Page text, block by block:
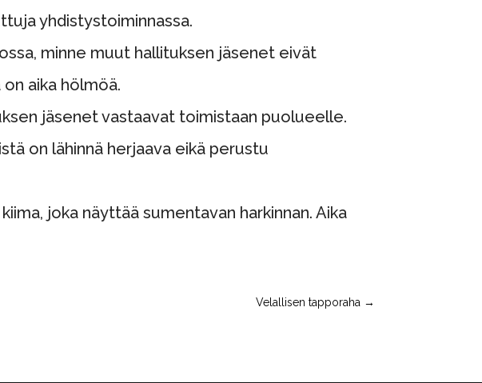
yhdistystoiminnassa.
minne muut hallituksen jäsenet eivät
aika hölmöä.
jäsenet vastaavat toimistaan puolueelle.
on lähinnä herjaava eikä perustu
joka näyttää sumentavan harkinnan. Aika
Velallisen tapporaha →